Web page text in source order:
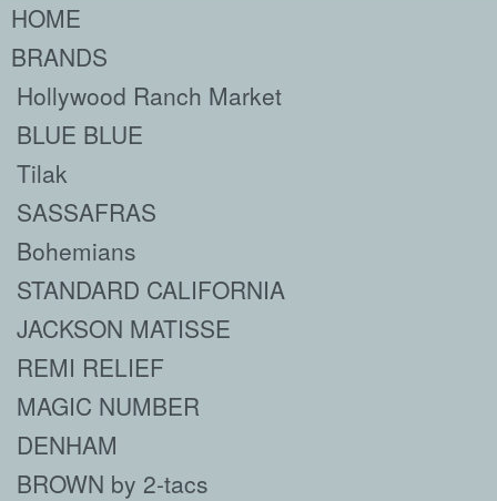
HOME
BRANDS
Hollywood Ranch Market
BLUE BLUE
Tilak
SASSAFRAS
Bohemians
STANDARD CALIFORNIA
JACKSON MATISSE
REMI RELIEF
MAGIC NUMBER
DENHAM
BROWN by 2-tacs